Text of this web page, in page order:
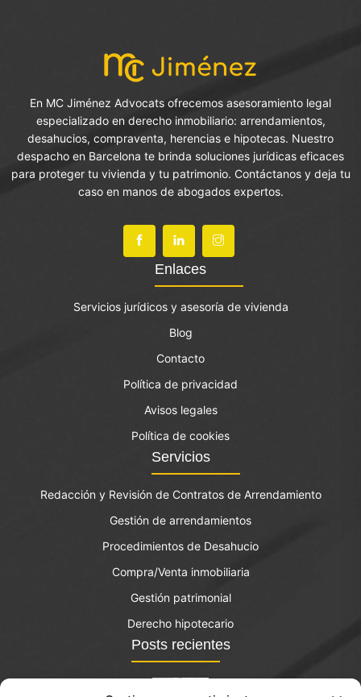
En MC Jiménez Advocats ofrecemos asesoramiento legal
especializado en derecho inmobiliario: arrendamientos,
desahucios, compraventa, herencias e hipotecas. Nuestro
despacho en Barcelona te brinda soluciones jurídicas eficaces
para proteger tu vivienda y tu patrimonio. Contáctanos y deja tu
caso en manos de abogados expertos.
Enlaces
Servicios jurídicos y asesoría de vivienda
Blog
Contacto
Política de privacidad
Avisos legales
Política de cookies
Servicios
Redacción y Revisión de Contratos de Arrendamiento
Gestión de arrendamientos
Procedimientos de Desahucio
Compra/Venta inmobiliaria
Gestión patrimonial
Derecho hipotecario
Posts recientes